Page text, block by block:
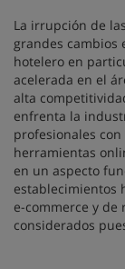
La irrupción de
grandes cambios
hotelero en
acelerada en el
alta
enfrenta la
profesionales
herramientas
en un aspecto
establecimientos
e-commerce y de
considerados